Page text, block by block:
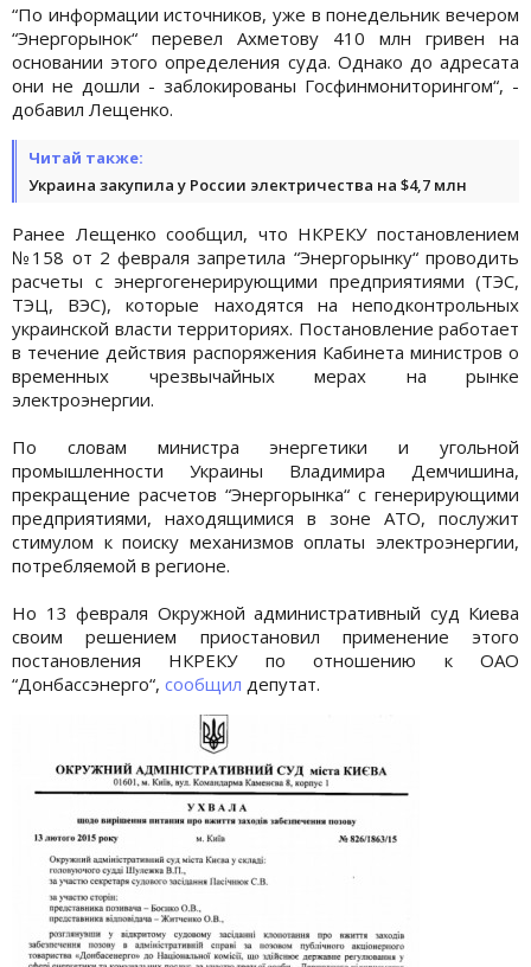
“По информации источников, уже в понедельник вечером
“Энергорынок“ перевел Ахметову 410 млн гривен на
основании этого определения суда. Однако до адресата
они не дошли - заблокированы Госфинмониторингом“, -
добавил Лещенко.
Читай также:
Украина закупила у России электричества на $4,7 млн
Ранее Лещенко сообщил, что НКРЕКУ постановлением
№158 от 2 февраля запретила “Энергорынку“ проводить
расчеты с энергогенерирующими предприятиями (ТЭС,
ТЭЦ, ВЭС), которые находятся на неподконтрольных
украинской власти территориях. Постановление работает
в течение действия распоряжения Кабинета министров о
временных чрезвычайных мерах на рынке
электроэнергии.
По словам министра энергетики и угольной
промышленности Украины Владимира Демчишина,
прекращение расчетов “Энергорынка“ с генерирующими
предприятиями, находящимися в зоне АТО, послужит
стимулом к поиску механизмов оплаты электроэнергии,
потребляемой в регионе.
Но 13 февраля Окружной административный суд Киева
своим решением приостановил применение этого
постановления НКРЕКУ по отношению к ОАО
“Донбассэнерго“, сообщил депутат.